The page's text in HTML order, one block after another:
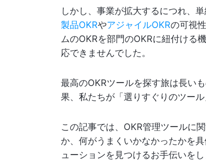
しかし、事業が拡大するにつれ、
製品OKRやアジャイルOKRの可視
ムのOKRを部門のOKRに紐付ける
応できませんでした。
最高のOKRツールを探す旅は長い
果、私たちが「選りすぐりのツー
この記事では、OKR管理ツールに
か、何がうまくいかなかったかを
ューションを見つけるお手伝いをし